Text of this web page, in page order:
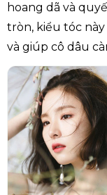
hoang dã và
tròn, kiểu tóc
và giúp cô dâu